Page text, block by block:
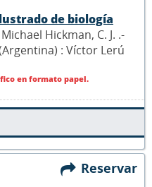
de biología
Hickman, C. J. .-
: Víctor Lerú
en formato papel.
Reservar